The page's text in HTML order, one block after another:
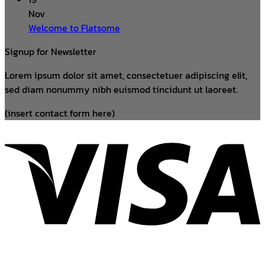
Nov
Welcome to Flatsome
Signup for Newsletter
Lorem ipsum dolor sit amet, consectetuer adipiscing elit,
sed diam nonummy nibh euismod tincidunt ut laoreet.
(insert contact form here)